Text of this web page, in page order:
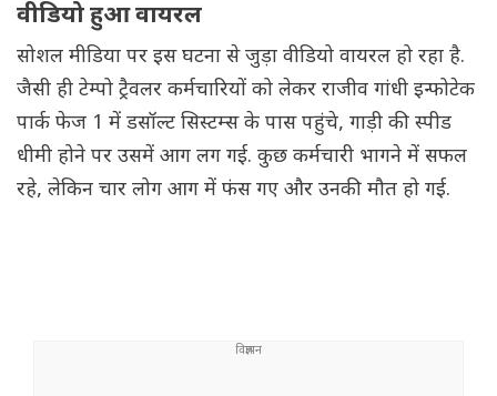
वीडियो हुआ वायरल
सोशल मीडिया पर इस घटना से जुड़ा वीडियो वायरल हो रहा है.
जैसी ही टेम्पो ट्रैवलर कर्मचारियों को लेकर राजीव गांधी इन्फोटेक
पार्क फेज 1 में डसॉल्ट सिस्टम्स के पास पहुंचे, गाड़ी की स्पीड
धीमी होने पर उसमें आग लग गई. कुछ कर्मचारी भागने में सफल
रहे, लेकिन चार लोग आग में फंस गए और उनकी मौत हो गई.